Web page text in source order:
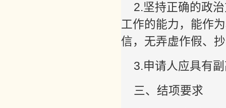
2.坚持正确的政
工作的能力，能作
信，无弄虚作假、
3.申请人应具有
三、结项要求